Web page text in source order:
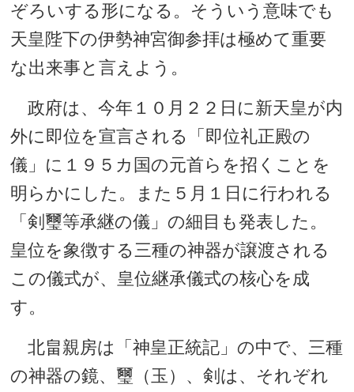
ぞろいする形になる。そういう意味でも
天皇陛下の伊勢神宮御参拝は極めて重要
な出来事と言えよう。
政府は、今年１０月２２日に新天皇が内
外に即位を宣言される「即位礼正殿の
儀」に１９５カ国の元首らを招くことを
明らかにした。また５月１日に行われる
「剣璽等承継の儀」の細目も発表した。
皇位を象徴する三種の神器が譲渡される
この儀式が、皇位継承儀式の核心を成
す。
北畠親房は「神皇正統記」の中で、三種
の神器の鏡、璽（玉）、剣は、それぞれ